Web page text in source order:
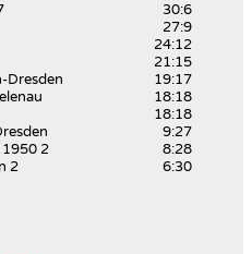
30:6
27:9
24:12
21:15
Dresden
19:17
18:18
18:18
9:27
2
8:28
2
6:30